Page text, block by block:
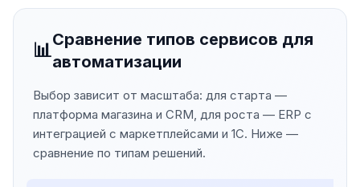
📊Сравнение типов сервисов для
автоматизации
Выбор зависит от масштаба: для старта —
платформа магазина и CRM, для роста — ERP с
интеграцией с маркетплейсами и 1С. Ниже —
сравнение по типам решений.